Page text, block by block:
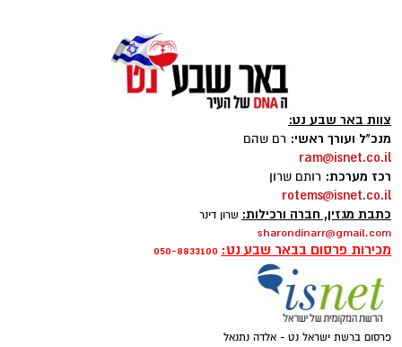
magnific
אחד הדברים הראשונים שכל גולש בודק כשהוא
נכנס לפרופיל הוא מספר העוקבים. לכן, לא מעט
אנשים מחפשים פתרונות שיסייעו להם להגדיל את
החשבון במהירות, כאשר אחת האפשרויות
הפופולריות היאקניית עוקבים באינסטגרם
אבל האם מדובר במהלך חכם? האם הוא באמת
צוות באר שבע נט:
מנכ"ל ועורך ראשי: רם שהם
ram@isnet.co.il
רכז מערכת: רותם שרון
rotems@isnet.co.il
כתבת מגזין, חברה ורכילות: שרון דינר
sharondinarr@gmail.com
מכירות פרסום בבאר שבע נט: 050-8833100
פרסום ברשת ישראל נט - אלדה נתנאל